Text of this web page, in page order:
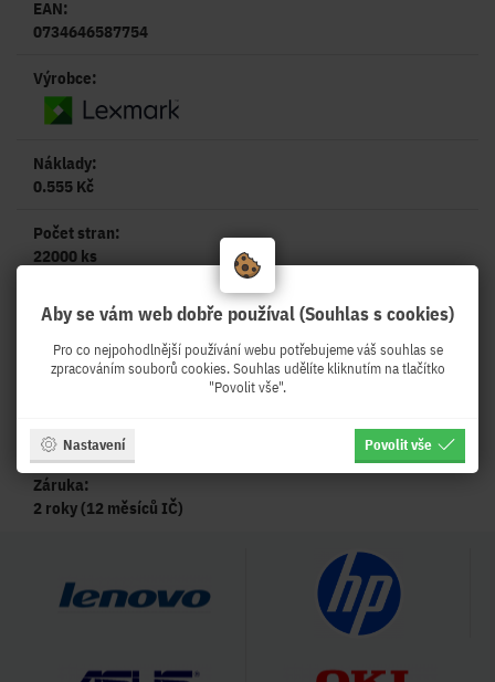
EAN:
0734646587754
Výrobce:
Náklady:
0.555 Kč
Počet stran:
22000 ks
Partnerství:
Záruka:
2 roky (12 měsíců IČ)
Aby se vám web dobře používal (Souhlas s cookies)
Pro co nejpohodlnější používání webu potřebujeme váš souhlas se
zpracováním souborů cookies. Souhlas udělíte kliknutím na tlačítko
"Povolit vše".
Nastavení Povolit vše